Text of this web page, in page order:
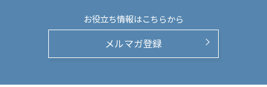
お役立ち情報はこちらから
メルマガ登録